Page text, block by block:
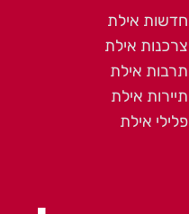
חדשות אילת
צרכנות אילת
תרבות אילת
תיירות אילת
פלילי אילת